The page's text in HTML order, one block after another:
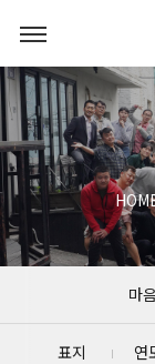
마
표지 연